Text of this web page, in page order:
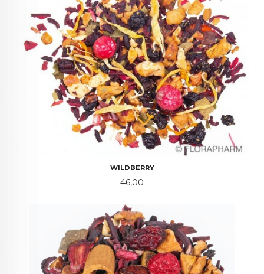
WILDBERRY
Pris
46,00